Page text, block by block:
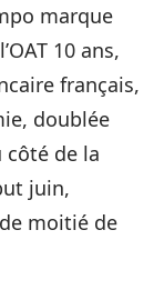
marque
10 ans,
français,
doublée
côté de la
juin,
moitié de